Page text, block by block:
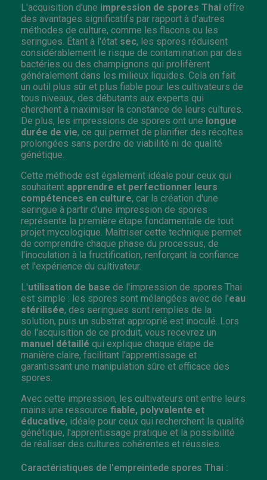
L'acquisition d'une impression de spores Thai offre
des avantages significatifs par rapport à d'autres
méthodes de culture, comme les flacons ou les
seringues. Étant à l'état sec, les spores réduisent
considérablement le risque de contamination par des
bactéries ou des champignons qui prolifèrent
généralement dans les milieux liquides. Cela en fait
un outil plus sûr et plus fiable pour les cultivateurs de
tous niveaux, des débutants aux experts qui
cherchent à maximiser la constance de leurs cultures.
De plus, les impressions de spores ont une longue
durée de vie, ce qui permet de planifier des récoltes
prolongées sans perdre de viabilité ni de qualité
génétique.
Cette méthode est également idéale pour ceux qui
souhaitent apprendre et perfectionner leurs
compétences en culture, car la création d'une
seringue à partir d'une impression de spores
représente la première étape fondamentale de tout
projet mycologique. Maîtriser cette technique permet
de comprendre chaque phase du processus, de
l'inoculation à la fructification, renforçant la confiance
et l'expérience du cultivateur.
L'utilisation de base de l'impression de spores Thai
est simple : les spores sont mélangées avec de l'eau
stérilisée, des seringues sont remplies de la
solution, puis un substrat approprié est inoculé. Lors
de l'acquisition de ce produit, vous recevrez un
manuel détaillé qui explique chaque étape de
manière claire, facilitant l'apprentissage et
garantissant une manipulation sûre et efficace des
spores.
Avec cette impression, les cultivateurs ont entre leurs
mains une ressource fiable, polyvalente et
éducative, idéale pour ceux qui recherchent la qualité
génétique, l'apprentissage pratique et la possibilité
de réaliser des cultures cohérentes et réussies.
Caractéristiques de l'empreintede spores Thai :